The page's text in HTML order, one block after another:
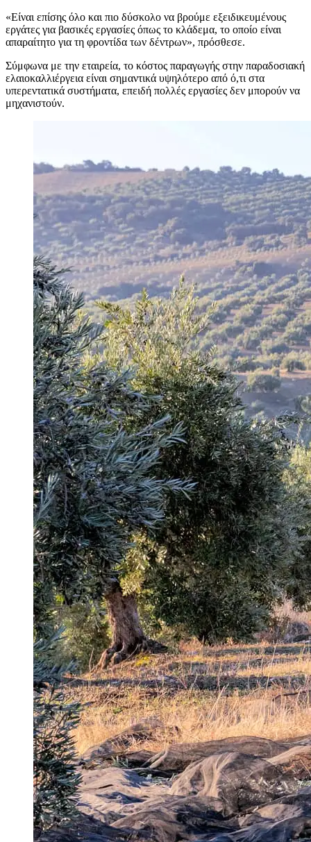
«Είναι επίσης όλο και πιο δύσκολο να βρούμε εξειδικευμένους
εργάτες για βασικές εργασίες όπως το κλάδεμα, το οποίο είναι
απαραίτητο για τη φροντίδα των δέντρων», πρόσθεσε.
Σύμφωνα με την εταιρεία, το κόστος παραγωγής στην παραδοσιακή
ελαιοκαλλιέργεια είναι σημαντικά υψηλότερο από ό,τι στα
υπερεντατικά συστήματα, επειδή πολλές εργασίες δεν μπορούν να
μηχανιστούν.